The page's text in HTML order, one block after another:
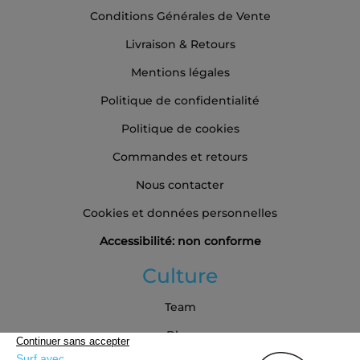
Conditions Générales de Vente
Livraison & Retours
Mentions légales
Politique de confidentialité
Politique de cookies
Commandes et retours
Nous contacter
Cookies et données personnelles
Accessibilité: non conforme
Culture
Team
Blog